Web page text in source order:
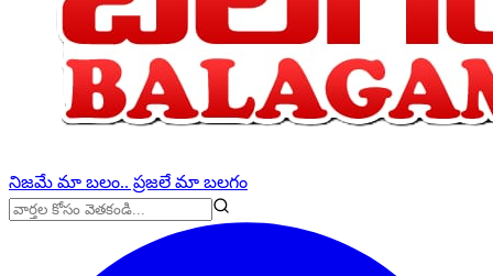
నిజమే మా బలం.. ప్రజలే మా బలగం